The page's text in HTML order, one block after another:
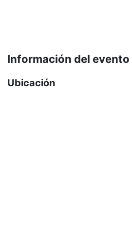
Información del evento
Ubicación